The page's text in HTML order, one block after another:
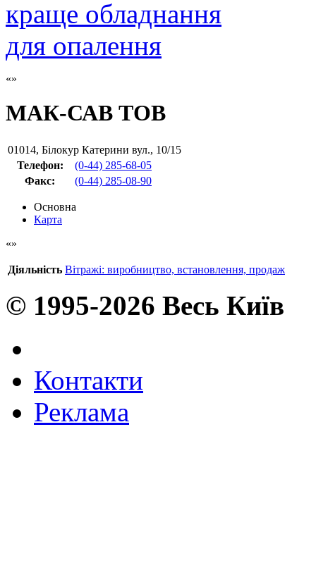
МАК-САВ ТОВ
01014, Білокур Катерини вул., 10/15
Телефон:
(0-44) 285-68-05
Факс: (0-44) 285-08-90
Основна
Карта
Діяльність Вітражі: виробництво, встановлення, продаж
© 1995-2026 Весь Київ
Контакти
Реклама